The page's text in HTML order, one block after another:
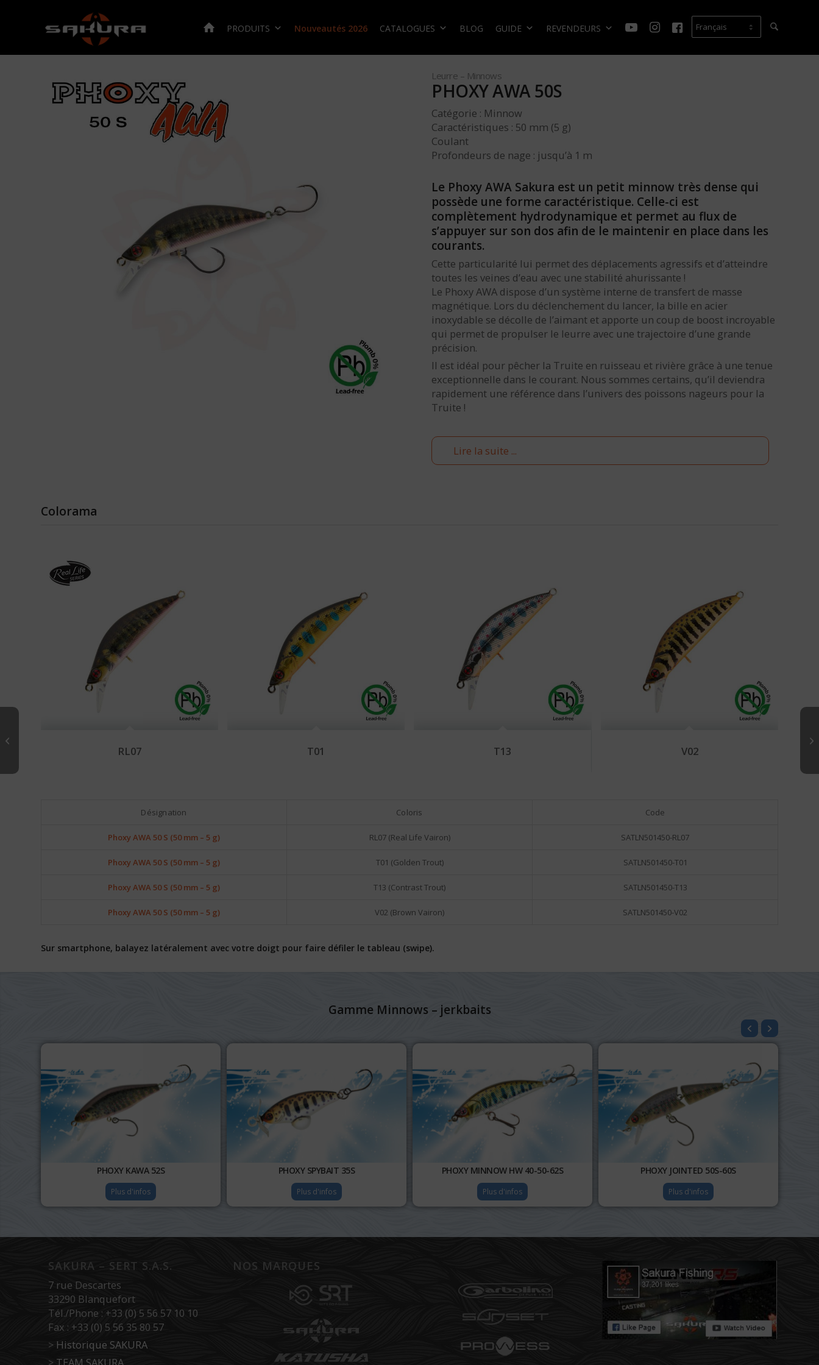
PRODUITS Nouveautés 2026 CATALOGUES BLOG GUIDE REVENDEURS
Leurre – Minnows
PHOXY AWA 50S
Catégorie : Minnow
Caractéristiques : 50 mm (5 g)
Coulant
Profondeurs de nage : jusqu’à 1 m
Le Phoxy AWA Sakura est un petit minnow très dense qui
possède une forme caractéristique. Celle-ci est
complètement hydrodynamique et permet au flux de
s’appuyer sur son dos afin de le maintenir en place dans les
courants.
Cette particularité lui permet des déplacements agressifs et d’atteindre
toutes les veines d’eau avec une stabilité ahurissante !
Le Phoxy AWA dispose d’un système interne de transfert de masse
magnétique. Lors du déclenchement du lancer, la bille en acier
inoxydable se décolle de l’aimant et apporte un coup de boost incroyable
qui permet de propulser le leurre avec une trajectoire d’une grande
précision.
Il est idéal pour pêcher la Truite en ruisseau et rivière grâce à une tenue
exceptionnelle dans le courant. Nous sommes certains, qu’il deviendra
rapidement une référence dans l’univers des poissons nageurs pour la
Truite !
Lire la suite ...
Colorama
RL07 T01 T13 V02
Désignation Coloris Code
Phoxy AWA 50 S (50 mm – 5 g) RL07 (Real Life Vairon) SATLN501450-RL07
Phoxy AWA 50 S (50 mm – 5 g) T01 (Golden Trout) SATLN501450-T01
Phoxy AWA 50 S (50 mm – 5 g) T13 (Contrast Trout) SATLN501450-T13
Phoxy AWA 50 S (50 mm – 5 g) V02 (Brown Vairon) SATLN501450-V02
Sur smartphone, balayez latéralement avec votre doigt pour faire défiler le tableau (swipe).
Gamme Minnows – jerkbaits
PHOXY KAWA 52S
Plus d'infos
PHOXY SPYBAIT 35S
Plus d'infos
PHOXY MINNOW HW 40-50-62S
Plus d'infos
PHOXY JOINTED 50S-60S
Plus d'infos
SAKURA – SERT S.A.S.
7 rue Descartes
33290 Blanquefort
Tél./Phone : +33 (0) 5 56 57 10 10
Fax : +33 (0) 5 56 35 80 57
> Historique SAKURA
> TEAM SAKURA
NOS MARQUES